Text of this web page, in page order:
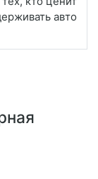
авто